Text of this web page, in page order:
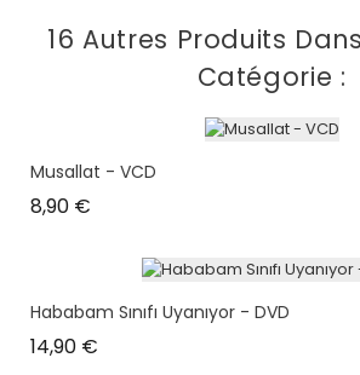
16 Autres Produits
Catégorie :
Musallat - VCD
8,90 €
Hababam Sınıfı Uyanıyor - DVD
14,90 €